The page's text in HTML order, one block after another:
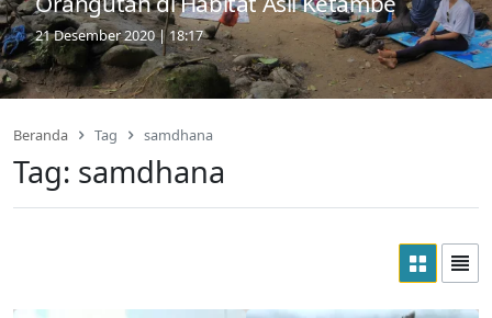
21 Desember 2020 | 18:17
Beranda Tag samdhana
Tag: samdhana